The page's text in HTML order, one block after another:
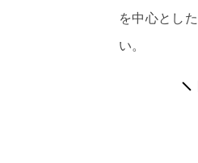
を中心とし
い。